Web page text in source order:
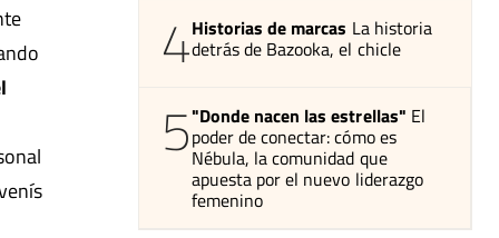
4Historias de marcas La historia
detrás de Bazooka, el chicle
5"Donde nacen las estrellas" El
poder de conectar: cómo es
Nébula, la comunidad que
apuesta por el nuevo liderazgo
femenino